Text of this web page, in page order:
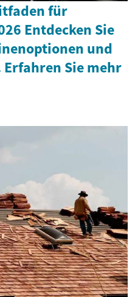
für
Entdecken Sie
und
Sie mehr